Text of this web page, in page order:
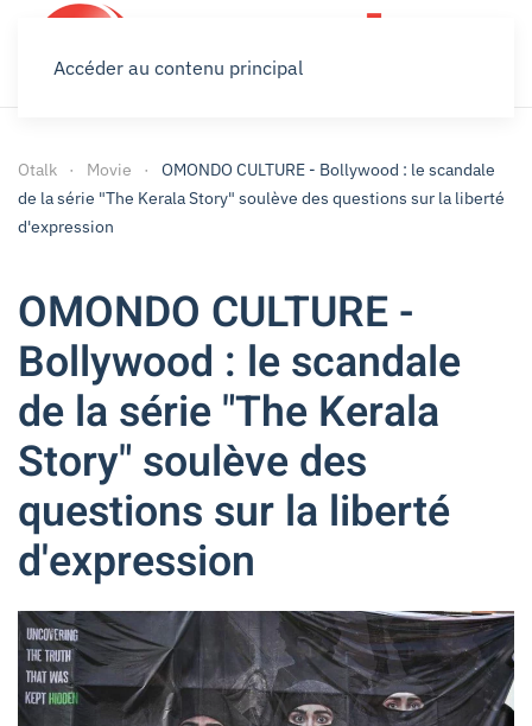
Accéder au contenu principal
Otalk Movie
OMONDO CULTURE - Bollywood : le scandale
de la série "The Kerala Story" soulève des questions sur la liberté
d'expression
OMONDO CULTURE -
Bollywood : le scandale
de la série "The Kerala
Story" soulève des
questions sur la liberté
d'expression